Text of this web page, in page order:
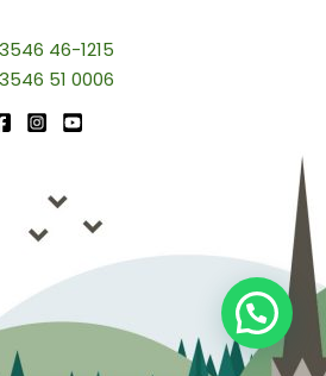
46-1215
51 0006